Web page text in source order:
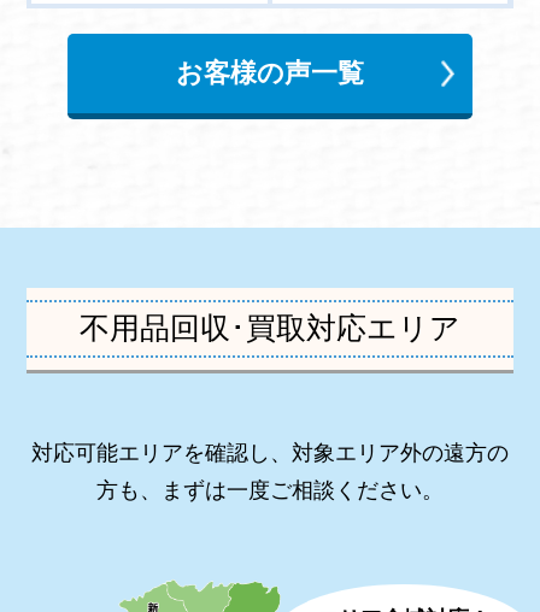
お客様の声一覧
不用品回収･買取対応エリア
対応可能エリアを確認し、対象エリア外の遠方の
方も、まずは一度ご相談ください。